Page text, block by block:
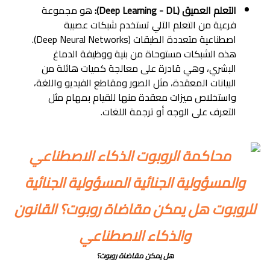
التعلم العميق (Deep Learning - DL):
هو مجموعة
فرعية من التعلم الآلي تستخدم شبكات عصبية
اصطناعية متعددة الطبقات (Deep Neural Networks).
هذه الشبكات مستوحاة من بنية ووظيفة الدماغ
البشري، وهي قادرة على معالجة كميات هائلة من
البيانات المعقدة، مثل الصور ومقاطع الفيديو واللغة،
واستخلاص ميزات معقدة منها للقيام بمهام مثل
التعرف على الوجه أو ترجمة اللغات.
هل يمكن مقاضاة روبوت؟